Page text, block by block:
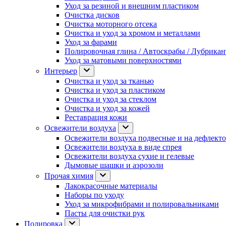
Уход за резиной и внешним пластиком
Очистка дисков
Очистка моторного отсека
Очистка и уход за хромом и металлами
Уход за фарами
Полировочная глина / Автоскрабы /
Уход за матовыми поверхностями
Интерьер
Очистка и уход за тканью
Очистка и уход за пластиком
Очистка и уход за стеклом
Очистка и уход за кожей
Реставрация кожи
Освежители воздуха
Освежители воздуха подвесные и на
Освежители воздуха в виде спрея
Освежители воздуха сухие и гелевые
Дымовые шашки и аэрозоли
Прочая химия
Лакокрасочные материалы
Наборы по уходу
Уход за микрофибрами и полировальниками
Пасты для очистки рук
Полировка